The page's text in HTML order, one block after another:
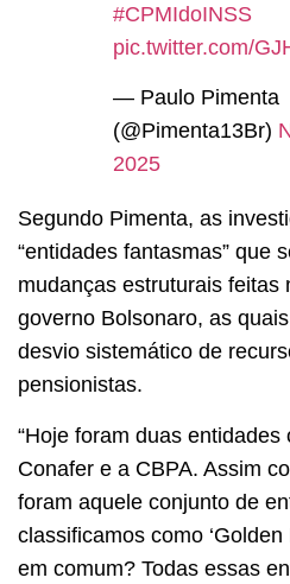
#CPMIdoINSS
pic.twitter.com/
— Paulo Pimenta
(@Pimenta13Br)
2025
Segundo Pimenta, as
“entidades fantasmas” que
mudanças estruturais feitas
governo Bolsonaro, as
desvio sistemático de
pensionistas.
“Hoje foram duas
Conafer e a CBPA. Assim
foram aquele conjunto de
classificamos como
em comum? Todas essas